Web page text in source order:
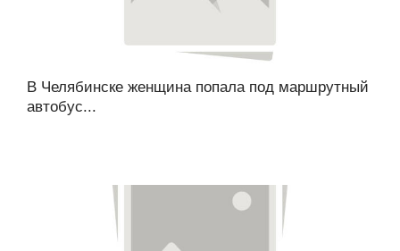
В Челябинске женщина попала под маршрутный
автобус...